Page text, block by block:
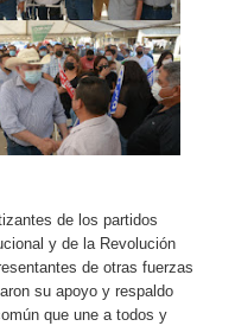
de los partidos
y de la Revolución
de otras fuerzas
su apoyo y respaldo
que une a todos y